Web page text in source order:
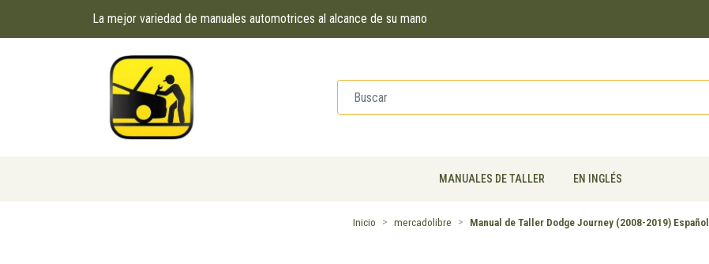
La mejor variedad de manuales automotrices al alcance de su mano
MANUALES DE TALLER EN INGLÉS
Inicio mercadolibre Manual de Taller Dodge Journey (2008-2019) Español